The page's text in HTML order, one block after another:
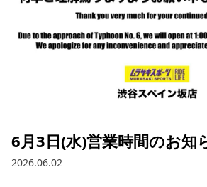
特集一覧
スタッフスナップ
ご利用
会員ラ
店頭受
アフター
下取り保
よくある
ニュース
6月3日(水)営業時間のお知
2026.06.02